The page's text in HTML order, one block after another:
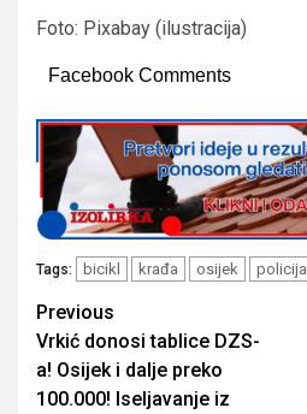
Foto: Pixabay (ilustracija)
Facebook Comments
Tags: bicikl krađa osijek policija
Post
navigation
Previous
Vrkić donosi tablice DZS-
a! Osijek i dalje preko
100.000! Iseljavanje iz